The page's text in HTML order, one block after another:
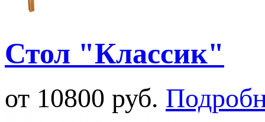
Стол "Классик"
от 10800 руб.